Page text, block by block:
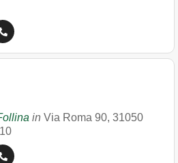
in Via Roma 90, 31050